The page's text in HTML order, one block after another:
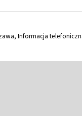
Informacja